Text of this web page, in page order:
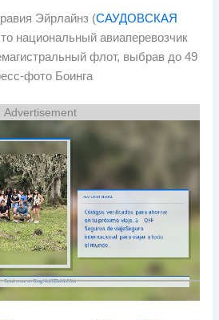
Эйрлайнз (САУДОВСКАЯ
национальный авиаперевозчик
флот, выбрав до 49
фото Боинга
Advertisement